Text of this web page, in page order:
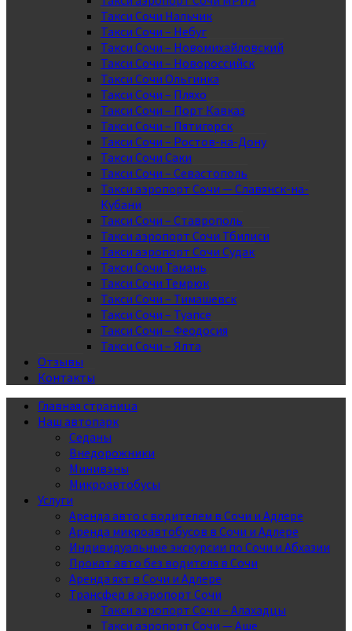
Такси Сочи Нальчик
Такси Сочи – Небуг
Такси Сочи – Новомихайловский
Такси Сочи – Новороссийск
Такси Сочи Ольгинка
Такси Сочи – Пляхо
Такси Сочи – Порт Кавказ
Такси Сочи – Пятигорск
Такси Сочи – Ростов-на-Дону
Такси Сочи Саки
Такси Сочи – Севастополь
Такси аэропорт Сочи — Славянск-на-
Кубани
Такси Сочи – Ставрополь
Такси аэропорт Сочи Тбилиси
Такси аэропорт Сочи Судак
Такси Сочи Тамань
Такси Сочи Темрюк
Такси Сочи – Тимашевск
Такси Сочи – Туапсе
Такси Сочи – Феодосия
Такси Сочи – Ялта
Отзывы
Контакты
Главная страница
Наш автопарк
Седаны
Внедорожники
Минивэны
Микроавтобусы
Услуги
Аренда авто с водителем в Сочи и Адлере
Аренда микроавтобусов в Сочи и Адлере
Индивидуальные экскурсии по Сочи и Абхазии
Прокат авто без водителя в Сочи
Аренда яхт в Сочи и Адлере
Трансфер в аэропорт Сочи
Такси аэропорт Сочи – Алахадцы
Такси аэропорт Сочи — Аше